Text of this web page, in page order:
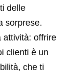
delle
sorprese.
attività: offrire
clienti è un
che ti